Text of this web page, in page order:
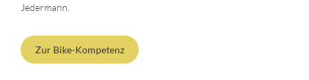
Jedermann.
Zur Bike-Kompetenz